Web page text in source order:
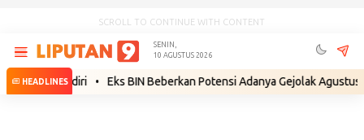
SCROLL TO CONTINUE WITH CONTENT
SENIN,
10 AGUSTUS 2026
HEADLINES
Sendiri • Eks BIN Beberkan Potensi Adanya Gejolak Agustus 2026: